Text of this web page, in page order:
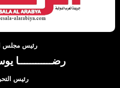
رئيس مجلس
رضــــــــــــا
رئيس